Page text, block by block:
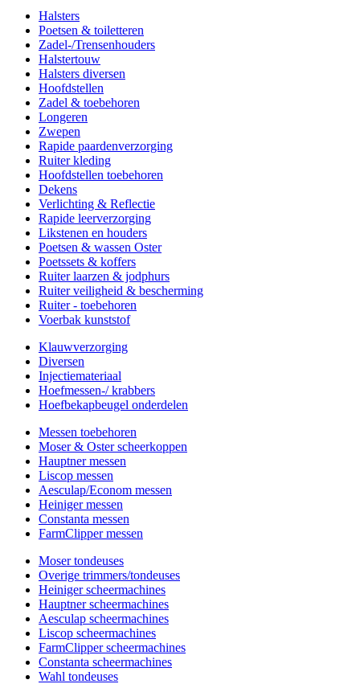
Halsters
Poetsen & toiletteren
Zadel-/Trensenhouders
Halstertouw
Halsters diversen
Hoofdstellen
Zadel & toebehoren
Longeren
Zwepen
Rapide paardenverzorging
Ruiter kleding
Hoofdstellen toebehoren
Dekens
Verlichting & Reflectie
Rapide leerverzorging
Likstenen en houders
Poetsen & wassen Oster
Poetssets & koffers
Ruiter laarzen & jodphurs
Ruiter veiligheid & bescherming
Ruiter - toebehoren
Voerbak kunststof
Klauwverzorging
Diversen
Injectiemateriaal
Hoefmessen-/ krabbers
Hoefbekapbeugel onderdelen
Messen toebehoren
Moser & Oster scheerkoppen
Hauptner messen
Liscop messen
Aesculap/Econom messen
Heiniger messen
Constanta messen
FarmClipper messen
Moser tondeuses
Overige trimmers/tondeuses
Heiniger scheermachines
Hauptner scheermachines
Aesculap scheermachines
Liscop scheermachines
FarmClipper scheermachines
Constanta scheermachines
Wahl tondeuses